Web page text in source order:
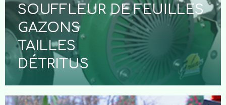
SOUFFLEUR DE FEUILLES
GAZONS
TAILLES
DÉTRITUS